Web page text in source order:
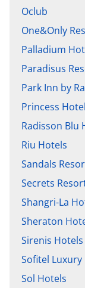
Oclub
One&Only
Palladium
Paradisus
Park Inn by
Princess
Radisson Blu
Riu Hotels
Sandals
Secrets
Shangri-La
Sheraton
Sirenis
Sofitel Luxury
Sol Hotels